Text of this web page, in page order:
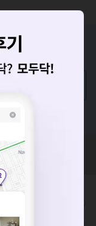
나요?
!
보러가기
.
후 다시 시도해주
채널톡으로 문의